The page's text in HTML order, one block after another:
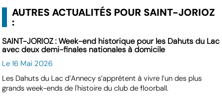
AUTRES ACTUALITÉS POUR SAINT-JORIOZ
:
SAINT-JORIOZ : Week-end historique pour les Dahuts du Lac
avec deux demi-finales nationales à domicile
Le 16 Mai 2026
Les Dahuts du Lac d’Annecy s’apprêtent à vivre l’un des plus
grands week-ends de l'histoire du club de floorball.